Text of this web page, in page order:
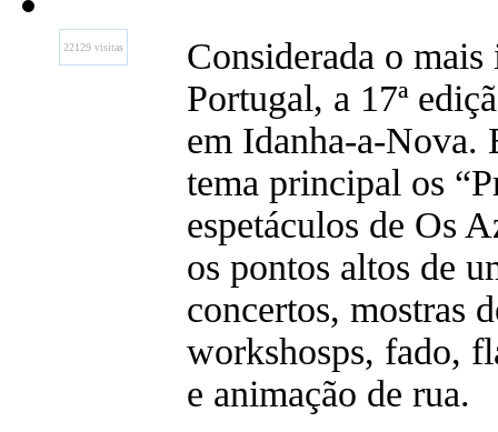
22129 visitas
Considerada o
Portugal, a 17ª
em Idanha-a-Nova.
tema principal os
espetáculos de Os
os pontos altos de
concertos, mostras
workshosps, fado,
e animação de rua.